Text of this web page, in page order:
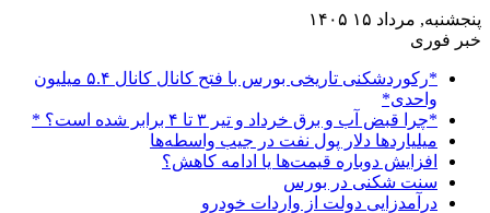
پنجشنبه, مرداد ۱۵ ۱۴۰۵
خبر فوری
*رکوردشکنی تاریخی بورس با فتح کانال کانال ۵.۴ میلیون
واحدی*
*چرا قبض آب و برق خرداد و تیر ۳ تا ۴ برابر شده است؟ *
میلیاردها دلار پول نفت در جیب واسطه‌ها
افزایش دوباره قیمت‌ها یا ادامه کاهش؟
سنت شکنی در بورس
درآمدزایی دولت از واردات خودرو